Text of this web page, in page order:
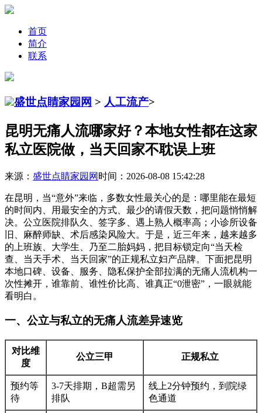
首页
简介
联系
盛世点睛家园网 > 人工流产>
昆明无痛人流哪家好？本地女性都在这家
私立医院做，当天回家不耽误上班
来源： 盛世点睛家园网 时间：2026-08-08 15:42:28
在昆明，当“意外”来临，多数女性最关心的是：哪里能在最短
的时间内、用最安全的方式、最少的请假天数，把问题悄悄解
决。公立医院排队久、签字多、遇上熟人概率高；小诊所设备
旧、麻醉师缺、术后感染风险大。于是，近三年来，越来越多
的上班族、大学生、乃至二胎妈妈，把目标锁定向“当天检
查、当天手术、当天回家”的正规私立妇产品牌。下面把昆明
本地口碑、设备、服务、隐私保护全部拉满的无痛人流机构一
次性摊开，谁靠前、谁性价比高、谁真正“0泄密”，一眼就能
看明白。
一、公立与私立的无痛人流差异速览
对比维
度
公立三甲 正规私立
预约等
待
3-7天排期，B超需另
排队
线上2分钟预约，到院绿
色通道